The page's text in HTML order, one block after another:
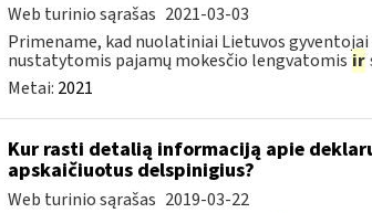
Web turinio sąrašas 2021-03-03
Primename, kad nuolatiniai Lietuvos
nustatytomis pajamų mokesčio lengvatomis ir
Metai: 2021
Kur rasti detalią informaciją apie
apskaičiuotus delspinigius?
Web turinio sąrašas 2019-03-22